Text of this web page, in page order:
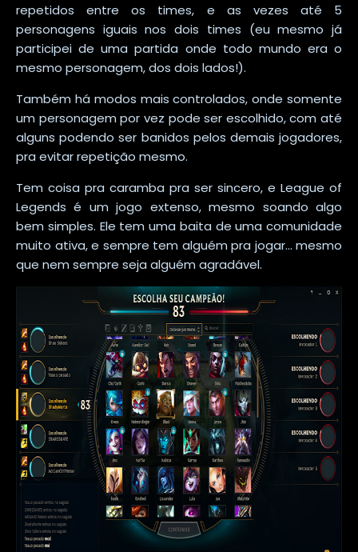
repetidos entre os times, e as vezes até 5
personagens iguais nos dois times (eu mesmo já
participei de uma partida onde todo mundo era o
mesmo personagem, dos dois lados!).
Também há modos mais controlados, onde somente
um personagem por vez pode ser escolhido, com até
alguns podendo ser banidos pelos demais jogadores,
pra evitar repetição mesmo.
Tem coisa pra caramba pra ser sincero, e League of
Legends é um jogo extenso, mesmo soando algo
bem simples. Ele tem uma baita de uma comunidade
muito ativa, e sempre tem alguém pra jogar... mesmo
que nem sempre seja alguém agradável.